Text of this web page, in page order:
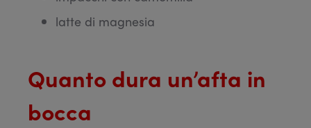
latte di magnesia
Quanto dura un’afta in
bocca